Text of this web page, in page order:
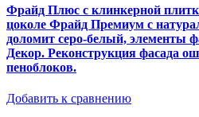
Фрайд Плюс с клинкерной
цоколе Фрайд Премиум с
доломит серо-белый, элементы
Декор. Реконструкция фасада
пеноблоков.
Добавить к сравнению